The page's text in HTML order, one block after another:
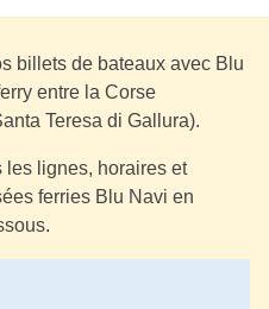
billets de bateaux avec Blu
entre la Corse
Teresa di Gallura).
les lignes, horaires et
ferries Blu Navi en